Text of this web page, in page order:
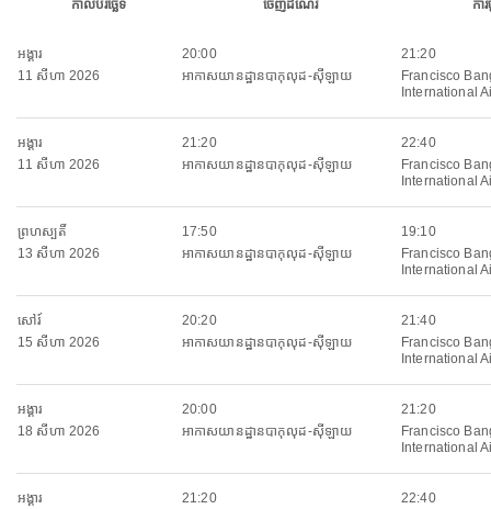
កាលបរិច្ឆេទ ចេញដំណើរ កា
អង្គារ
11 សីហា 2026
20:00
អាកាសយានដ្ឋានបាកុលុដ-ស៊ីឡាយ
21:20
Francisco
International
អង្គារ
11 សីហា 2026
21:20
អាកាសយានដ្ឋានបាកុលុដ-ស៊ីឡាយ
22:40
Francisco
International
ព្រហស្បតិ៍
13 សីហា 2026
17:50
អាកាសយានដ្ឋានបាកុលុដ-ស៊ីឡាយ
19:10
Francisco
International
សៅរ៍
15 សីហា 2026
20:20
អាកាសយានដ្ឋានបាកុលុដ-ស៊ីឡាយ
21:40
Francisco
International
អង្គារ
18 សីហា 2026
20:00
អាកាសយានដ្ឋានបាកុលុដ-ស៊ីឡាយ
21:20
Francisco
International
អង្គារ
21:20
22:40